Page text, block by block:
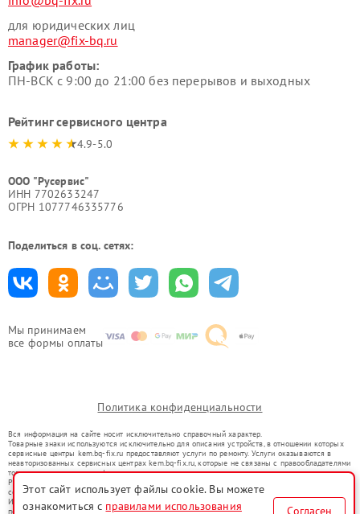
Мы принимаем
все формы оплаты
для юридических лиц
manager@fix-bq.ru
График работы:
ПН-ВСК с 9:00 до 21:00 без перерывов и выходных
Рейтинг сервисного центра
4.9-5.0
ООО "Русервис"
ИНН 7702633247
ОГРН 1077746335776
Поделиться в соц. сетях:
Политика конфиденциальности
Вся информация на сайте носит исключительно справочный характер.
Товарные знаки используются исключительно для описания устройств, в отношении которых
сервисные центры kem.bq-fix.ru предоставляют услуги по ремонту. Услуги оказываются в
неавторизованных сервисных центрах kem.bq-fix.ru, которые не связаны с правообладателями
товарных знаков или их официальными представителями.
Ремонт осуществляется для устройств, уже введенных в гражданский оборот в соответствии
со статьей 1487 ГК РФ.
Использование товарных знаков не преследует цели индивидуализации услуг или введения
потребителей в заблуждение, а служит для информирования о предоставляемых услугах по
Этот сайт использует файлы cookie. Вы можете
ознакомиться с правилами использования Согласен